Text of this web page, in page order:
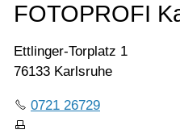
FOTOPROFI
Ettlinger-Torplatz 1
76133 Karlsruhe
0721 26729